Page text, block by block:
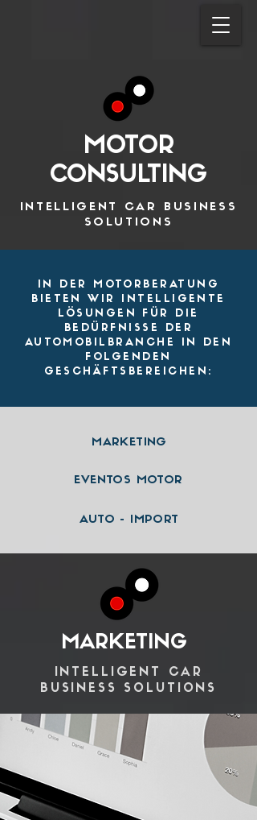
MOTOR
CONSULTING
INTELLIGENT CAR BUSINESS
SOLUTIONS
MARKETING
EVENTOS MOTOR
AUTO - IMPORT
MARKETING
INTELLIGENT CAR
BUSINESS SOLUTIONS
IN DER MOTORBERATUNG
BIETEN WIR INTELLIGENTE
LÖSUNGEN FÜR DIE
BEDÜRFNISSE DER
AUTOMOBILBRANCHE IN DEN
FOLGENDEN
GESCHÄFTSBEREICHEN: